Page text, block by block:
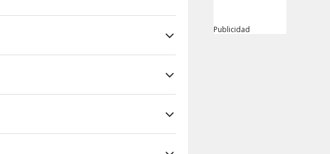
Publicidad